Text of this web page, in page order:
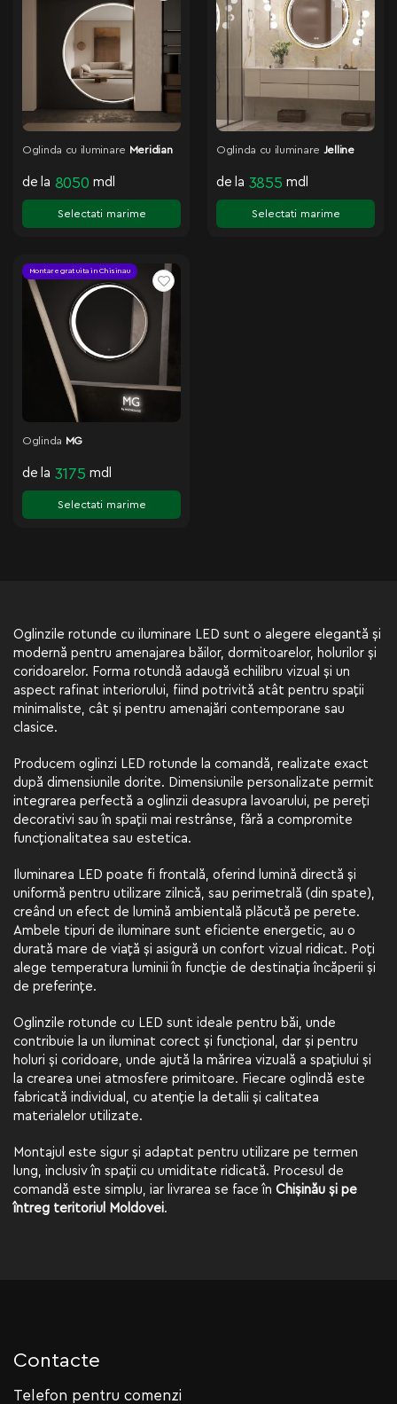
Oglinda cu iluminare Meridian
de la 8050 mdl
Selectati marime
Oglinda cu iluminare Jelline
de la 3855 mdl
Selectati marime
Montare gratuita in Chisinau
Oglinda MG
de la 3175 mdl
Selectati marime
Oglinzile rotunde cu iluminare LED sunt o alegere elegantă și
modernă pentru amenajarea băilor, dormitoarelor, holurilor și
coridoarelor. Forma rotundă adaugă echilibru vizual și un
aspect rafinat interiorului, fiind potrivită atât pentru spații
minimaliste, cât și pentru amenajări contemporane sau
clasice.
Producem oglinzi LED rotunde la comandă, realizate exact
după dimensiunile dorite. Dimensiunile personalizate permit
integrarea perfectă a oglinzii deasupra lavoarului, pe pereți
decorativi sau în spații mai restrânse, fără a compromite
funcționalitatea sau estetica.
Iluminarea LED poate fi frontală, oferind lumină directă și
uniformă pentru utilizare zilnică, sau perimetrală (din spate),
creând un efect de lumină ambientală plăcută pe perete.
Ambele tipuri de iluminare sunt eficiente energetic, au o
durată mare de viață și asigură un confort vizual ridicat. Poți
alege temperatura luminii în funcție de destinația încăperii și
de preferințe.
Oglinzile rotunde cu LED sunt ideale pentru băi, unde
contribuie la un iluminat corect și funcțional, dar și pentru
holuri și coridoare, unde ajută la mărirea vizuală a spațiului și
la crearea unei atmosfere primitoare. Fiecare oglindă este
fabricată individual, cu atenție la detalii și calitatea
materialelor utilizate.
Montajul este sigur și adaptat pentru utilizare pe termen
lung, inclusiv în spații cu umiditate ridicată. Procesul de
comandă este simplu, iar livrarea se face în Chișinău și pe
întreg teritoriul Moldovei.
Contacte
Telefon pentru comenzi